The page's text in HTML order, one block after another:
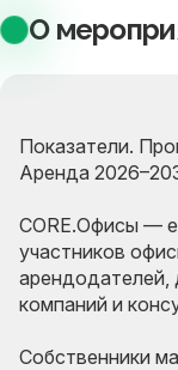
О
Показатели.
Аренда
CORE.Офисы —
участников
арендодателей,
компаний и
Собственники